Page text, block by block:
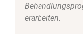
erarbeiten.